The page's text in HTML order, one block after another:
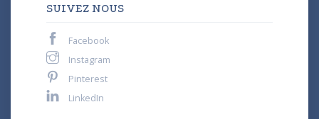
SUIVEZ NOUS
Facebook
Instagram
Pinterest
LinkedIn